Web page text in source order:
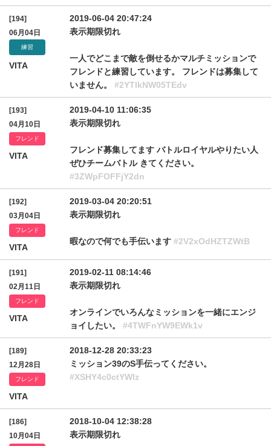
[194]
06月04日
練習
VITA
2019-06-04 20:47:24
表示期限切れ
一人でどこまで敵を倒せるかマルチミッションで
フレンドと練習しています。 フレンドは募集して
いません。 #2YTlkNW05TEdv
[193]
04月10日
フレンド
VITA
2019-04-10 11:06:35
表示期限切れ
フレンド募集してます バトルロイヤルやりたい人
ぜひチームバトル きてください。
#3ZWpFOFFjY2dn
[192]
03月04日
フレンド
VITA
2019-03-04 20:20:51
表示期限切れ
暇なので何でも手伝います #2V2xOdHZTZWtB
[191]
02月11日
フレンド
VITA
2019-02-11 08:14:46
表示期限切れ
オンラインでいろんなミッションを一緒にエンジ
ョイしたい。 #4TWFnYW9EWk1v
[189]
12月28日
フレンド
VITA
2018-12-28 20:33:23
ミッション39のS手伝ってください。
#XSHY4c0ctYWlz
[186]
10月04日
2018-10-04 12:38:28
表示期限切れ